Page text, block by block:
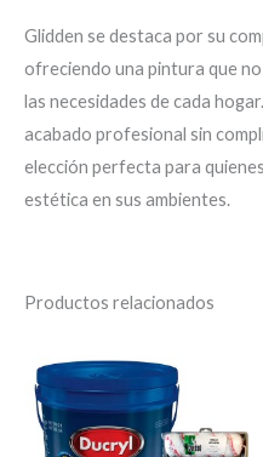
Glidden se destaca por su
ofreciendo una pintura que
las necesidades de cada
acabado profesional sin
elección perfecta para
estética en sus ambientes.
Productos relacionados